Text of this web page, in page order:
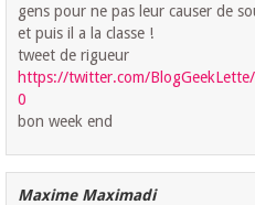
gens pour ne pas leur causer de
et puis il a la classe !
tweet de rigueur
https://twitter.com/
0
bon week end
Maxime Maximadi